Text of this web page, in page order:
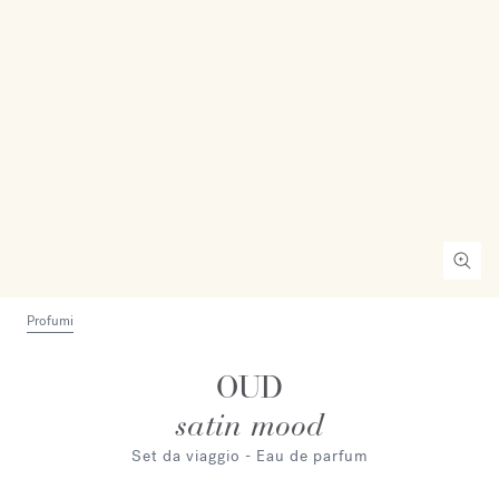
Profumi
OUD
satin mood
Set da viaggio - Eau de parfum